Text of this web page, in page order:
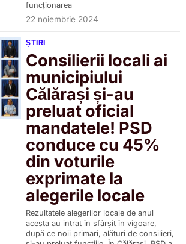
funcționarea
22 noiembrie 2024
ȘTIRI
Consilierii locali ai
municipiului
Călărași și-au
preluat oficial
mandatele! PSD
conduce cu 45%
din voturile
exprimate la
alegerile locale
Rezultatele alegerilor locale de anul
acesta au intrat în sfârșit în vigoare,
după ce noii primari, alături de consilieri,